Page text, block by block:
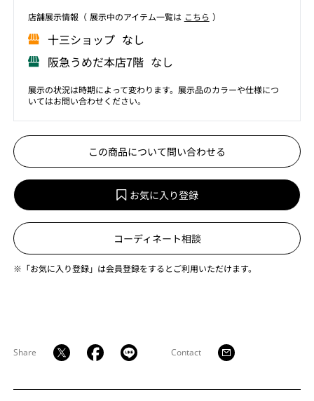
店舗展⽰情報（ 展⽰中のアイテム⼀覧は こちら ）
⼗三ショップ なし
阪急うめだ本店7階 なし
展示の状況は時期によって変わります。展示品のカラーや仕様につ
いてはお問い合わせください。
この商品について問い合わせる
お気に入り登録
コーディネート相談
※「お気に入り登録」は会員登録をするとご利用いただけます。
Share Contact